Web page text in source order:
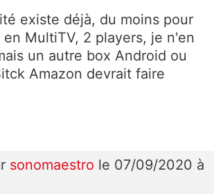
existe déjà, du moins pour
MultiTV, 2 players, je n'en
un autre box Android ou
Amazon devrait faire
sonomaestro le 07/09/2020 à